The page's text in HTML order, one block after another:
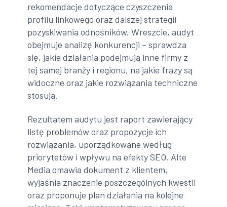
rekomendacje dotyczące czyszczenia
profilu linkowego oraz dalszej strategii
pozyskiwania odnośników. Wreszcie, audyt
obejmuje analizę konkurencji – sprawdza
się, jakie działania podejmują inne firmy z
tej samej branży i regionu, na jakie frazy są
widoczne oraz jakie rozwiązania techniczne
stosują.
Rezultatem audytu jest raport zawierający
listę problemów oraz propozycje ich
rozwiązania, uporządkowane według
priorytetów i wpływu na efekty SEO. Alte
Media omawia dokument z klientem,
wyjaśnia znaczenie poszczególnych kwestii
oraz proponuje plan działania na kolejne